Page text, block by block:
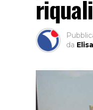
da